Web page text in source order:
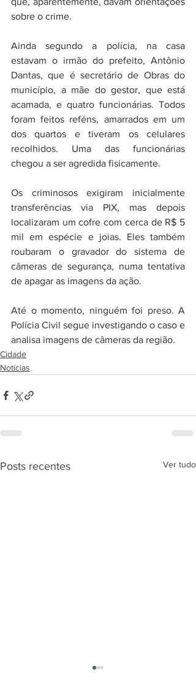
sobre o crime.
Ainda segundo a polícia, na casa
estavam o irmão do prefeito, Antônio
Dantas, que é secretário de Obras do
município, a mãe do gestor, que está
acamada, e quatro funcionárias. Todos
foram feitos reféns, amarrados em um
dos quartos e tiveram os celulares
recolhidos. Uma das funcionárias
chegou a ser agredida fisicamente.
Os criminosos exigiram inicialmente
transferências via PIX, mas depois
localizaram um cofre com cerca de R$ 5
mil em espécie e joias. Eles também
roubaram o gravador do sistema de
câmeras de segurança, numa tentativa
de apagar as imagens da ação.
Até o momento, ninguém foi preso. A
Polícia Civil segue investigando o caso e
analisa imagens de câmeras da região.
Cidade
Notícias
Posts recentes Ver tudo